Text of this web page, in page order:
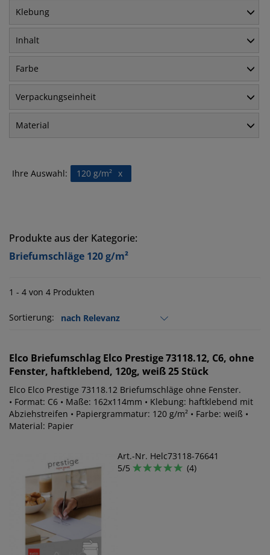
Klebung
Inhalt
Farbe
Verpackungseinheit
Material
Ihre Auswahl: x
120 g/m²
Produkte aus der Kategorie:
Briefumschläge 120 g/m²
1 - 4 von 4 Produkten
Sortierung:
Elco Briefumschlag Elco Prestige 73118.12, C6, ohne
Fenster, haftklebend, 120g, weiß 25 Stück
Elco Elco Prestige 73118.12 Briefumschläge ohne Fenster.
• Format: C6 • Maße: 162x114mm • Klebung: haftklebend mit
Abziehstreifen • Papiergrammatur: 120 g/m² • Farbe: weiß •
Material: Papier
Art.-Nr. Helc73118-76641
5/5
(4)